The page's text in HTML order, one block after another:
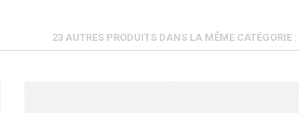
23 AUTRES PRODUITS DANS LA MÊME CATÉGORIE :